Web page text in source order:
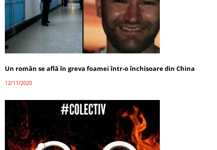
Un român se află în greva foamei într-o închisoare din China
12/11/2020